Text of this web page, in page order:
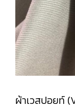
ผ้าเวสปอยท์